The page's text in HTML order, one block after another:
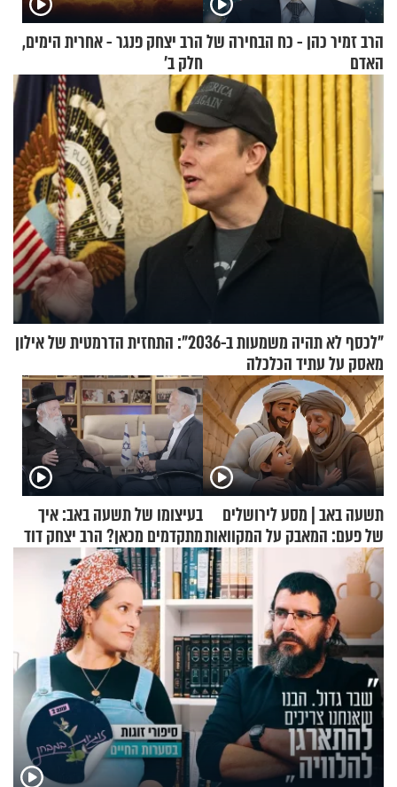
הרב זמיר כהן - כח הבחירה של
האדם
הרב יצחק פנגר - אחרית הימים,
חלק ב’
"לכסף לא תהיה משמעות ב-2036": התחזית הדרמטית של אילון
מאסק על עתיד הכלכלה
תשעה באב | מסע לירושלים
של פעם: המאבק על המקוואות
בעיצומו של תשעה באב: איך
מתקדמים מכאן? הרב יצחק דוד
גרוסמן בשיחה מיוחדת